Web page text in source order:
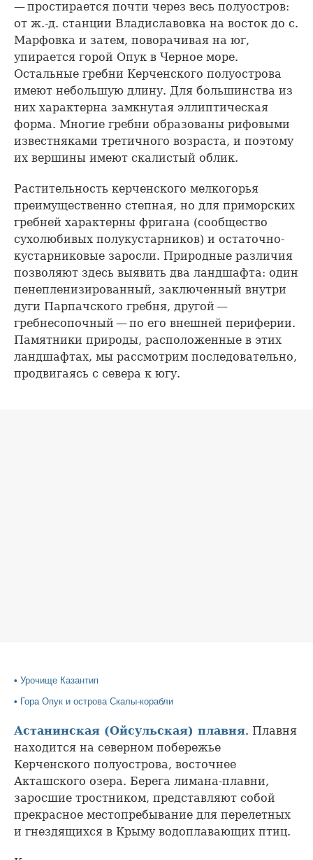
— простирается почти через весь полуостров:
от ж.-д. станции Владиславовка на восток до с.
Марфовка и затем, поворачивая на юг,
упирается горой Опук в Черное море.
Остальные гребни Керченского полуострова
имеют небольшую длину. Для большинства из
них характерна замкнутая эллиптическая
форма. Многие гребни образованы рифовыми
известняками третичного возраста, и поэтому
их вершины имеют скалистый облик.
Растительность керченского мелкогорья
преимущественно степная, но для приморских
гребней характерны фригана (сообщество
сухолюбивых полукустарников) и остаточно-
кустарниковые заросли. Природные различия
позволяют здесь выявить два ландшафта: один
пенепленизированный, заключенный внутри
дуги Парпачского гребня, другой —
гребнесопочный — по его внешней периферии.
Памятники природы, расположенные в этих
ландшафтах, мы рассмотрим последовательно,
продвигаясь с севера к югу.
• Урочище Казантип
• Гора Опук и острова Скалы-корабли
Астанинская (Ойсульская) плавня. Плавня
находится на северном побережье
Керченского полуострова, восточнее
Акташского озера. Берега лимана-плавни,
заросшие тростником, представляют собой
прекрасное местопребывание для перелетных
и гнездящихся в Крыму водоплавающих птиц.